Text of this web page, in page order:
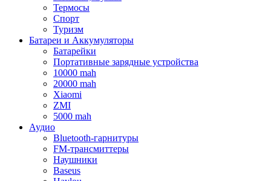
Термосы
Спорт
Туризм
Батареи и Аккумуляторы
Батарейки
Портативные зарядные устройства
10000 mah
20000 mah
Xiaomi
ZMI
5000 mah
Аудио
Bluetooth-гарнитуры
FM-трансмиттеры
Наушники
Baseus